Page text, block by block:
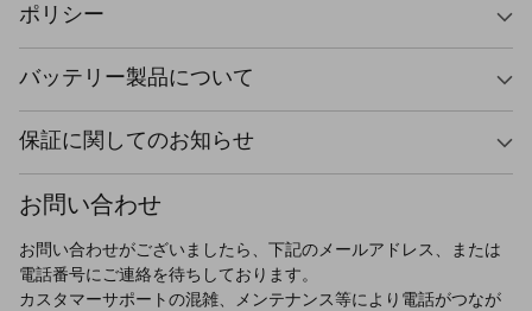
ポリシー
バッテリー製品について
保証に関してのお知らせ
お問い合わせ
お問い合わせがございましたら、下記のメールアドレス、または
電話番号にご連絡を待ちしております。
カスタマーサポートの混雑、メンテナンス等により電話がつなが